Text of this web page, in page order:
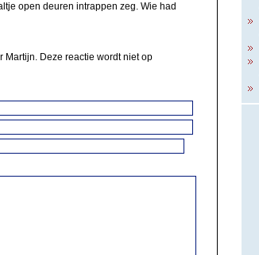
open deuren intrappen zeg. Wie had
Martijn. Deze reactie wordt niet op